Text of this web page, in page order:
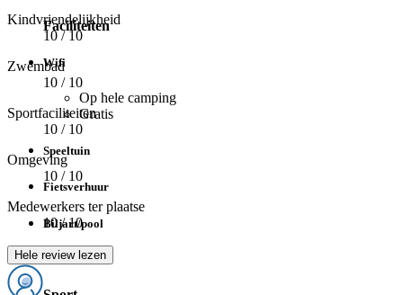
Faciliteiten
Wifi
Op hele camping
Gratis
Speeltuin
Fietsverhuur
Biljart/pool
Tafelvoetbal
Kindvriendelijkheid
10/ 10
Zwembad
10 / 10
Sportfaciliteiten
10 / 10
Omgeving
10 / 10
Medewerkers ter plaatse
10/ 10
Hele review lezen